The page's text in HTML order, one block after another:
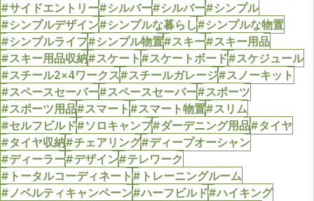
#サイドエントリー#シルバー#シルバー#シンプル
#シンプルデザイン#シンプルな暮らし#シンプルな物置
#シンプルライフ#シンプル物置#スキー#スキー用品
#スキー用品収納#スケート#スケートボード#スケジュール
#スチール2×4ワークス#スチールガレージ#スノーキット
#スペースセーバー#スペースセーバー#スポーツ
#スポーツ用品#スマート#スマート物置#スリム
#セルフビルド#ソロキャンプ#ダーデニング用品#タイヤ
#タイヤ収納#チェアリング#ディープオーシャン
#ディーラー#デザイン#テレワーク
#トータルコーディネート#トレーニングルーム
#ノベルティキャンペーン#ハーフビルド#ハイキング